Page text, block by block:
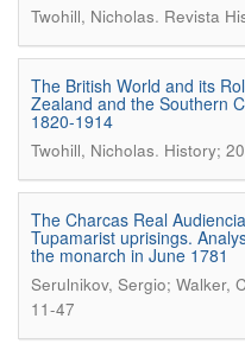
Twohill, Nicholas. Revista
The British World and its
Zealand and the Southern
1820-1914
Twohill, Nicholas. History;
The Charcas Real
Tupamarist uprisings.
the monarch in June 1781
Serulnikov, Sergio; Walker,
11-47